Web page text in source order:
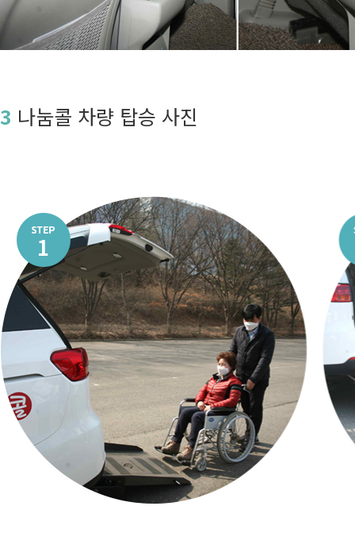
3 나눔콜 차량 탑승 사진